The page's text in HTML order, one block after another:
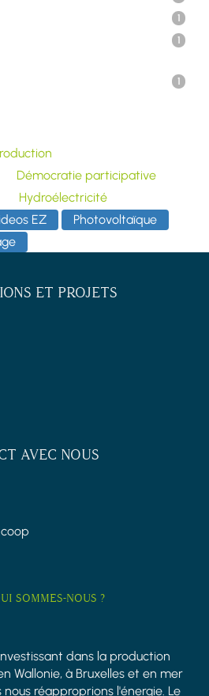
1
1
1
Démocratie participative
Hydroélectricité
EZ
Photovoltaïque
ET PROJETS
AVEC NOUS
SOMMES-NOUS ?
dans la production
Wallonie, à Bruxelles et en mer
réapproprions l'énergie. Le